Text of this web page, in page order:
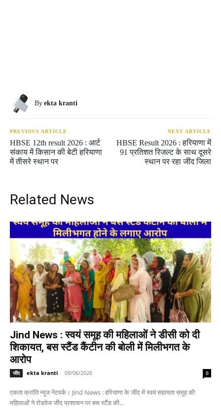
By ekta kranti
PREVIOUS ARTICLE
HBSE 12th result 2026 : आर्ट
संकाय में किसान की बेटी हरियाणा
में तीसरे स्थान पर
NEXT ARTICLE
HBSE Result 2026 : हरियाणा में
91 प्रतिशत रिजल्ट के साथ दूसरे
स्थान पर रहा जींद जिला
Related News
Jind News : स्वयं समूह की महिलाओं ने डीसी को दी
शिकायत, बस स्टैंड कैंटीन की बोली में मिलीभगत के
आरोप
जींद ekta kranti - 09/06/2026 0
एकता क्रांति न्यूज नेटवर्क। Jind News : हरियाणा के जींद में स्वयं सहायता समूह की
महिलाओं ने रोडवेज जींद प्रशासन पर बस स्टैंड की...